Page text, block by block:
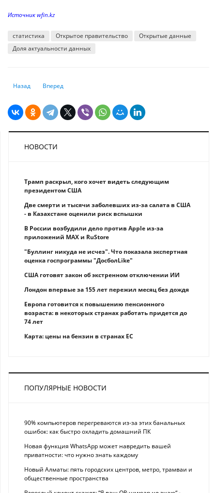
Источник wfin.kz
статистика Открытое правительство
Открытые данные
Доля актуальности данных
Предыдущий: Экспорт из РК в страны ЕАЭС вырос на 9%, импорт
Назад Следующий: Зоны сомнительной эффективности
Вперед
НОВОСТИ
Трамп раскрыл, кого хочет видеть следующим
президентом США
Две смерти и тысячи заболевших из-за салата в США
- в Казахстане оценили риск вспышки
В России возбудили дело против Apple из-за
приложений MAX и RuStore
"Буллинг никуда не исчез". Что показала экспертная
оценка госпрограммы "ДосболLike"
США готовят закон об экстренном отключении ИИ
Лондон впервые за 155 лет пережил месяц без дождя
Европа готовится к повышению пенсионного
возраста: в некоторых странах работать придется до
74 лет
Карта: цены на бензин в странах ЕС
ПОПУЛЯРНЫЕ НОВОСТИ
90% компьютеров перегреваются из-за этих банальных
ошибок: как быстро охладить домашний ПК
Новая функция WhatsApp может навредить вашей
приватности: что нужно знать каждому
Новый Алматы: пять городских центров, метро, трамваи и
общественные пространства